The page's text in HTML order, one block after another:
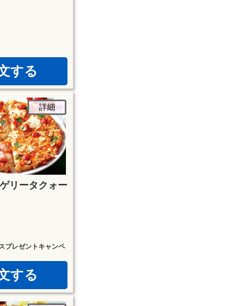
する
詳細
リータクォー
プレゼントキャンペ
する